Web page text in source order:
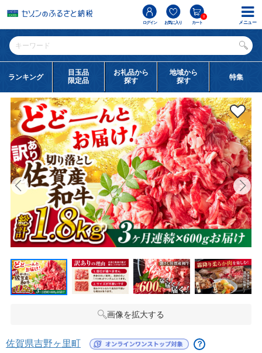
ログイン お気に入り カート
0
ランキング
目玉品
限定品
お礼品から
探す
地域から
探す
特集
画像を拡大する
佐賀県吉野ヶ里町 ？
メニュー